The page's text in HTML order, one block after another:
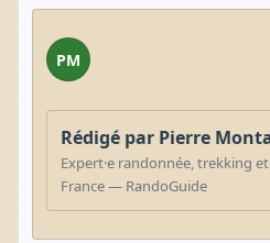
PM
Rédigé par Pierre
Expert·e randonnée, trekking
France — RandoGuide